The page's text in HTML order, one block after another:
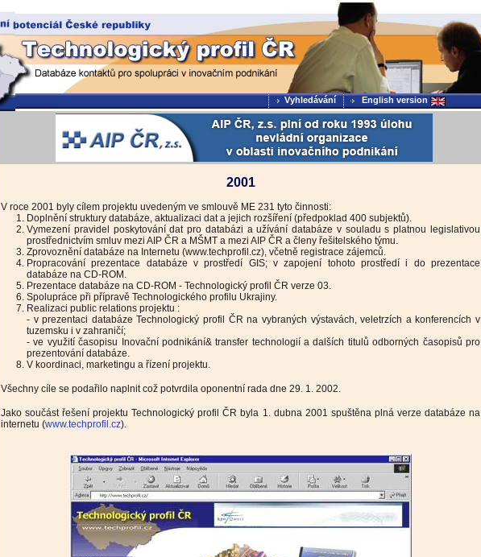
Vyhledávání English version
2001
V roce 2001 byly cílem projektu uvedeným ve smlouvě ME 231 tyto činnosti:
Doplnění struktury databáze, aktualizaci dat a jejich rozšíření (předpoklad 400 subjektů).
Vymezení pravidel poskytování dat pro databázi a užívání databáze v souladu s platnou legislativou
prostřednictvím smluv mezi AIP ČR a MŠMT a mezi AIP ČR a členy řešitelského týmu.
Zprovoznění databáze na Internetu (www.techprofil.cz), včetně registrace zájemců.
Propracování prezentace databáze v prostředí GIS; v zapojení tohoto prostředí i do prezentace
databáze na CD-ROM.
Prezentace databáze na CD-ROM - Technologický profil ČR verze 03.
Spolupráce při přípravě Technologického profilu Ukrajiny.
Realizaci public relations projektu :
- v prezentaci databáze Technologický profil ČR na vybraných výstavách, veletrzích a konferencích v
tuzemsku i v zahraničí;
- ve využití časopisu Inovační podnikání& transfer technologií a dalších titulů odborných časopisů pro
prezentování databáze.
V koordinaci, marketingu a řízení projektu.
Všechny cíle se podařilo naplnit což potvrdila oponentní rada dne 29. 1. 2002.
Jako součást řešení projektu Technologický profil ČR byla 1. dubna 2001 spuštěna plná verze databáze na
internetu (www.techprofil.cz).